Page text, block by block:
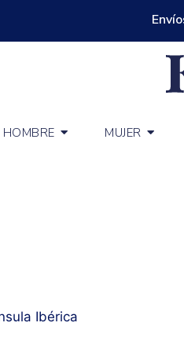
HOMBRE MUJER
Ibérica